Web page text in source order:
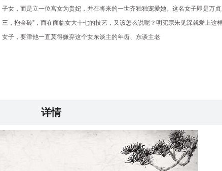
子女，而是立一位宫女为贵妃，并在将来的一世齐独独宠爱她。这名女子即是万
三，抱金砖”，而在面临女大十七的技艺，又该怎么说呢？明宪宗朱见深就爱上这
女子，要津他一直莫得嫌弃这个女东谈主的年齿、东谈主老
详情